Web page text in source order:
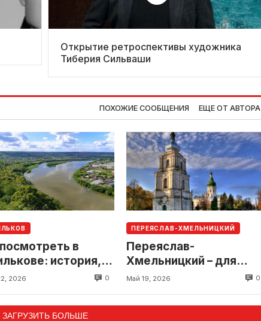
Открытие ретроспективы художника
Тиберия Сильваши
ПОХОЖИЕ СООБЩЕНИЯ ЕЩЕ ОТ АВТОРА
в
история,
2026 0
ПЕРЕЯСЛАВ-ХМЕЛЬНИЦКИЙ
Переяслав-
Хмельницкий – для
туриста: ТОП локаций
Май 19, 2026 0
ЗАГРУЗИТЬ БОЛЬШЕ